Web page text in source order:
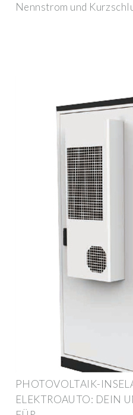
Nennstrom und
PHOTOVOLTAIK-
ELEKTROAUTO: DEIN